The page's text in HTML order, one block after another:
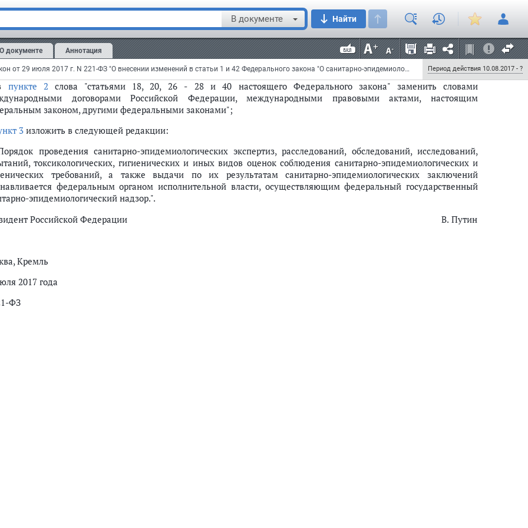
В документе Найти
О документе Аннотация
Федеральный закон от 29 июля 2017 г. N 221-ФЗ "О внесении изменений в статьи 1 и 42 Федерального закона "О санитарно-эпидемиологическом благополучии населения" Период действия 10.08.2017 - ?
или несоответствие санитарно-эпидемиологическим и гигиеническим требованиям факторов среды
условий деятельности юридических лиц, граждан, в том числе индивидуальных предпринимателей, а
используемых ими территорий, зданий, строений, сооружений, помещений, оборудования, транспортных
статье 42:
пункте 2 слова "статьями 18, 20, 26 - 28 и 40 настоящего Федерального закона" заменить словами
договорами Российской Федерации, международными правовыми актами, настоящим
законом, другими федеральными законами";
3изложить в следующей редакции:
проведения санитарно-эпидемиологических экспертиз, расследований, обследований, исследований,
токсикологических, гигиенических и иных видов оценок соблюдения санитарно-эпидемиологических и
требований, а также выдачи по их результатам санитарно-эпидемиологических заключений
федеральным органом исполнительной власти, осуществляющим федеральный государственный
эпидемиологический надзор.".
Российской Федерации
В. Путин
Кремль
2017 года
ФЗ